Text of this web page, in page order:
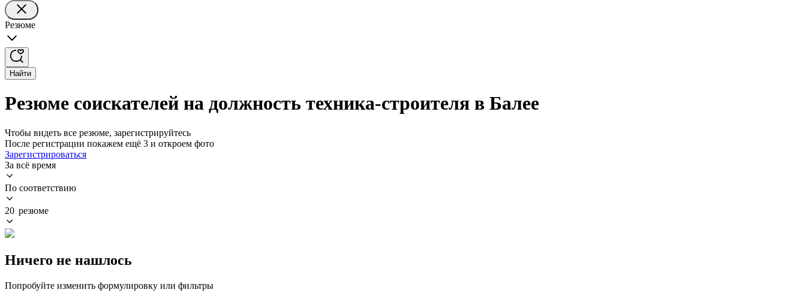
Резюме
Найти
Резюме соискателей на должность техника-строителя в Балее
Чтобы видеть все резюме, зарегистрируйтесь
После регистрации покажем ещё 3 и откроем фото
Зарегистрироваться
За всё время
По соответствию
20 резюме
Ничего не нашлось
Попробуйте изменить формулировку или фильтры